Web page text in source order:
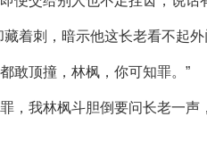
着刺，暗示他这长老看不起外
敢顶撞，林枫，你可知罪。”
，我林枫斗胆倒要问长老一